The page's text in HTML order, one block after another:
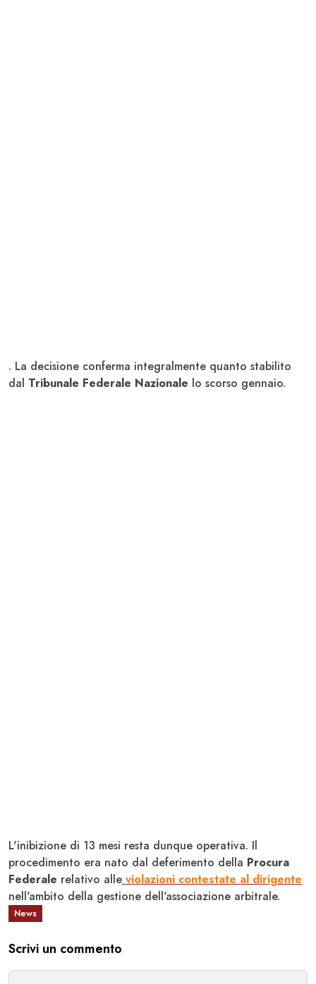
. La decisione conferma integralmente quanto stabilito
dal Tribunale Federale Nazionale lo scorso gennaio.
L'inibizione di 13 mesi resta dunque operativa. Il
procedimento era nato dal deferimento della Procura
Federale relativo alle violazioni contestate al dirigente
nell'ambito della gestione dell'associazione arbitrale.
News
Scrivi un commento